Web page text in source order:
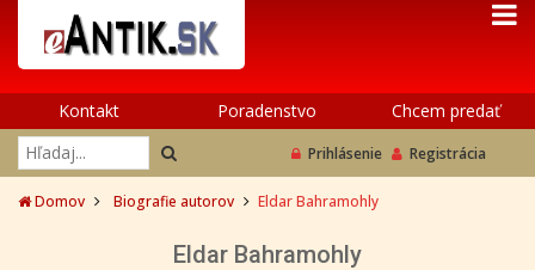
Kontakt Poradenstvo Chcem predať
Prihlásenie Registrácia
Domov Biografie autorov Eldar Bahramohly
Eldar Bahramohly